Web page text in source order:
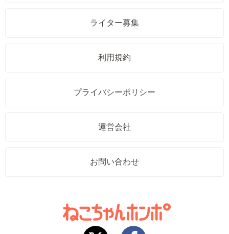
ライター募集
利用規約
プライバシーポリシー
運営会社
お問い合わせ